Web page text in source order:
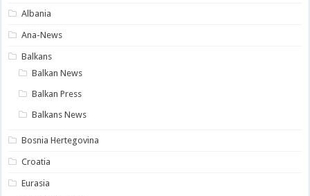
Albania
Ana-News
Balkans
Balkan News
Balkan Press
Balkans News
Bosnia Hertegovina
Croatia
Eurasia